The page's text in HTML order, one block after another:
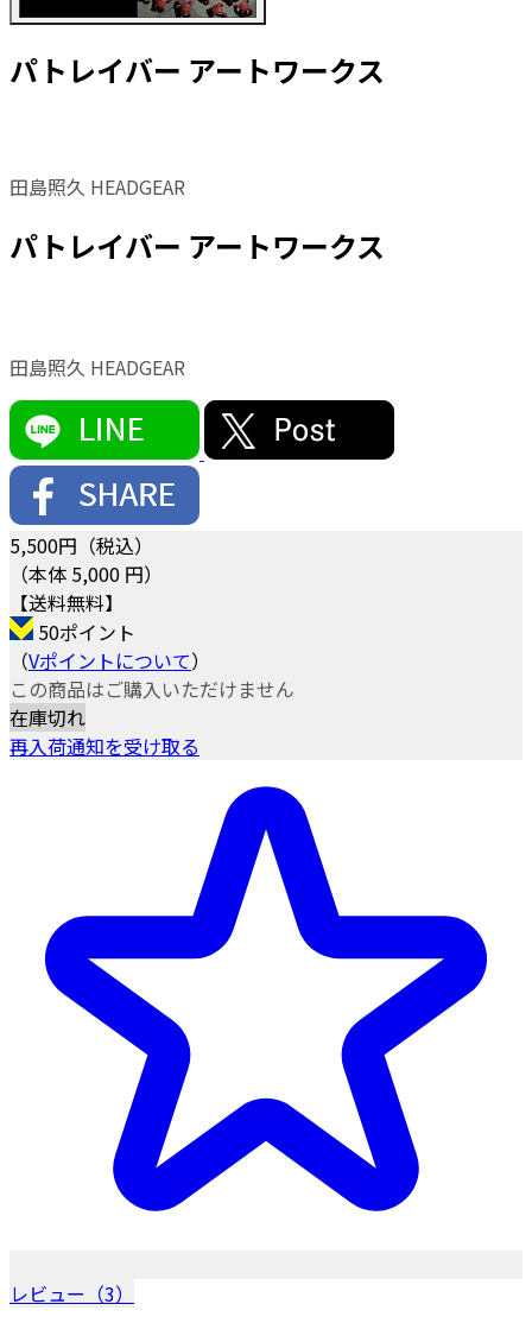
パトレイバー アートワークス
田島照久 HEADGEAR
パトレイバー アートワークス
田島照久 HEADGEAR
5,500円（税込）
（本体 5,000 円）
【送料無料】
50ポイント
（Vポイントについて）
この商品はご購入いただけません
在庫切れ
再入荷通知を受け取る
レビュー（3）